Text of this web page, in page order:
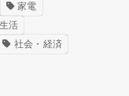
家電
生活
社会・経済